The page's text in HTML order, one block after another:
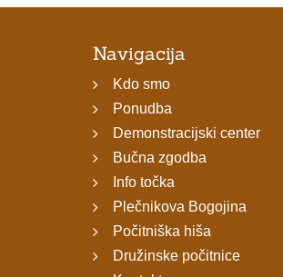
Navigacija
Kdo smo
Ponudba
Demonstracijski center
Bučna zgodba
Info točka
Plečnikova Bogojina
Počitniška hiša
Družinske počitnice